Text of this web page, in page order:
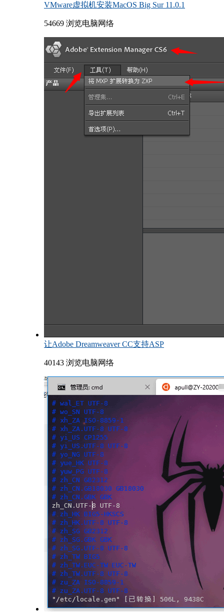
VMware虚拟机安装MacOS Big Sur 11.0.1
54669 浏览电脑网络
让Adobe Dreamweaver CC支持ASP
40143 浏览电脑网络